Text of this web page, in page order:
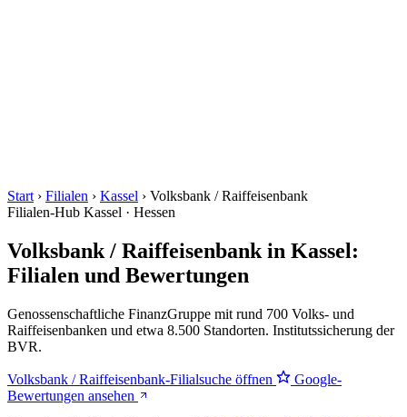
Start › Filialen › Kassel › Volksbank / Raiffeisenbank
Filialen-Hub Kassel · Hessen
Volksbank / Raiffeisenbank in Kassel:
Filialen und Bewertungen
Genossenschaftliche FinanzGruppe mit rund 700 Volks- und
Raiffeisenbanken und etwa 8.500 Standorten. Institutssicherung der
BVR.
Volksbank / Raiffeisenbank-Filialsuche öffnen
Google-
Bewertungen ansehen